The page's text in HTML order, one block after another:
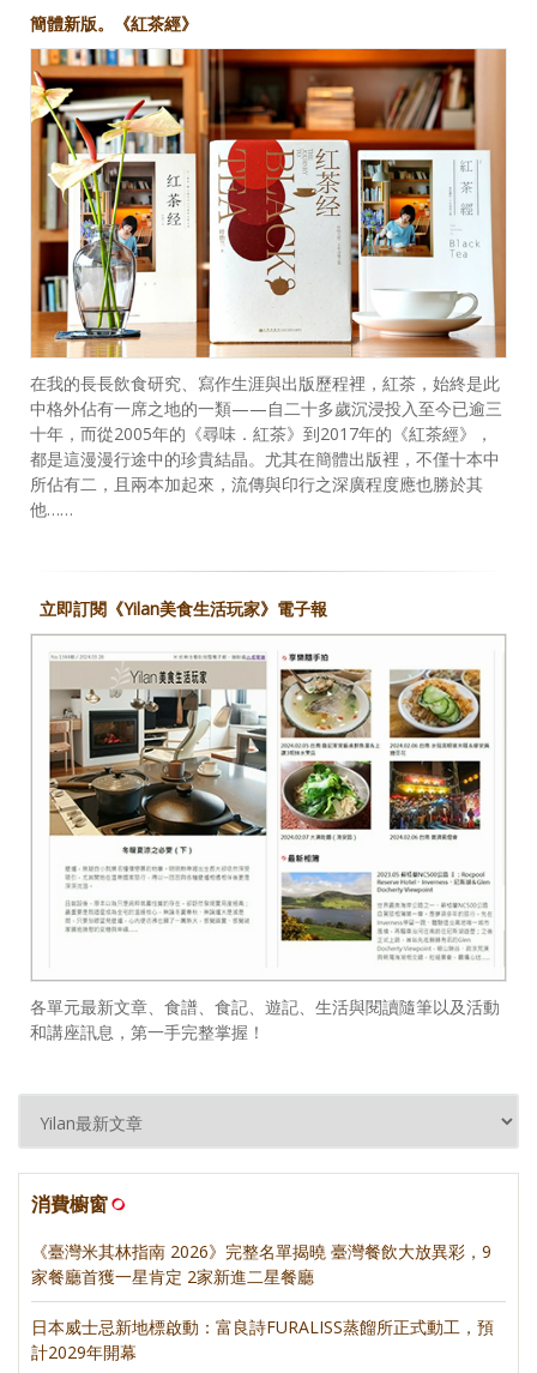
簡體新版。《紅茶經》
在我的長長飲食研究、寫作生涯與出版歷程裡，紅茶，始終是此
中格外佔有一席之地的一類——自二十多歲沉浸投入至今已逾三
十年，而從2005年的《尋味．紅茶》到2017年的《紅茶經》，
都是這漫漫行途中的珍貴結晶。尤其在簡體出版裡，不僅十本中
所佔有二，且兩本加起來，流傳與印行之深廣程度應也勝於其
他……
立即訂閱《Yilan美食生活玩家》電子報
各單元最新文章、食譜、食記、遊記、生活與閱讀隨筆以及活動
和講座訊息，第一手完整掌握！
消費櫥窗
《臺灣米其林指南 2026》完整名單揭曉 臺灣餐飲大放異彩，9
家餐廳首獲一星肯定 2家新進二星餐廳
日本威士忌新地標啟動：富良詩FURALISS蒸餾所正式動工，預
計2029年開幕